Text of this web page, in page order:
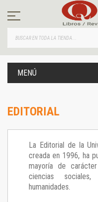
contenido
MENÚ
EDITORIAL
La Editorial de la
creada en 1996, ha
mayoría de
ciencias
humanidades.